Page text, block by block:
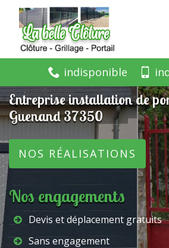
indisponible
Entreprise installation de
Guenand 37350
NOS RÉALISATIONS
Nos engagements
Devis et déplacement gratuits
Sans engagement